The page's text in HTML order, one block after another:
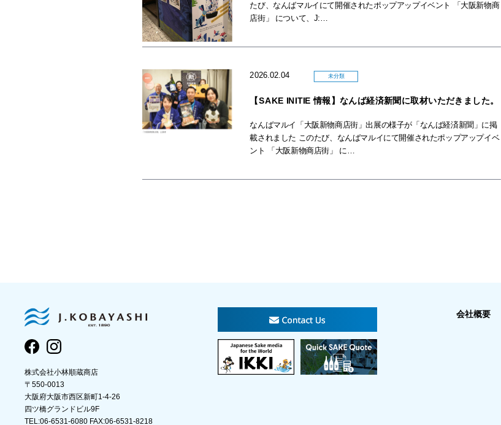
たび、なんばマルイにて開催されたポップアップイベント 「大阪新物商
店街」 について、J:…
2026.02.04 未分類
【SAKE INITIE 情報】なんば経済新聞に取材いただきました。
なんばマルイ「大阪新物商店街」出展の様子が「なんば経済新聞」に掲
載されました このたび、なんばマルイにて開催されたポップアップイベ
ント 「大阪新物商店街」 に…
株式会社小林順蔵商店
〒550-0013
大阪府大阪市西区新町1-4-26
四ツ橋グランドビル9F
TEL:06-6531-6080 FAX:06-6531-8218
会社概要